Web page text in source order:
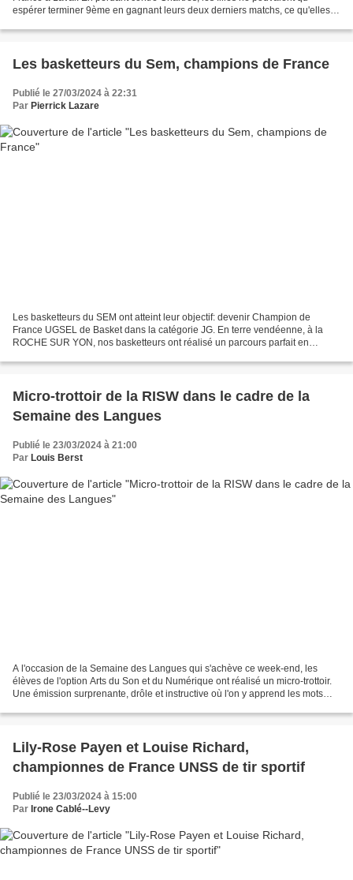
espérer terminer 9ème en gagnant leurs deux derniers matchs, ce qu'elles
Les basketteurs du Sem, champions de France
Publié le 27/03/2024 à 22:31
Par Pierrick Lazare
Les basketteurs du SEM ont atteint leur objectif: devenir Champion de
France UGSEL de Basket dans la catégorie JG. En terre vendéenne, à la
ROCHE SUR YON, nos basketteurs ont réalisé un parcours parfait en
Micro-trottoir de la RISW dans le cadre de la
Semaine des Langues
Publié le 23/03/2024 à 21:00
Par Louis Berst
A l'occasion de la Semaine des Langues qui s'achève ce week-end, les
élèves de l'option Arts du Son et du Numérique ont réalisé un micro-trottoir.
Une émission surprenante, drôle et instructive où l'on y apprend les mots
Lily-Rose Payen et Louise Richard,
championnes de France UNSS de tir sportif
Publié le 23/03/2024 à 15:00
Par Irone Cablé--Levy